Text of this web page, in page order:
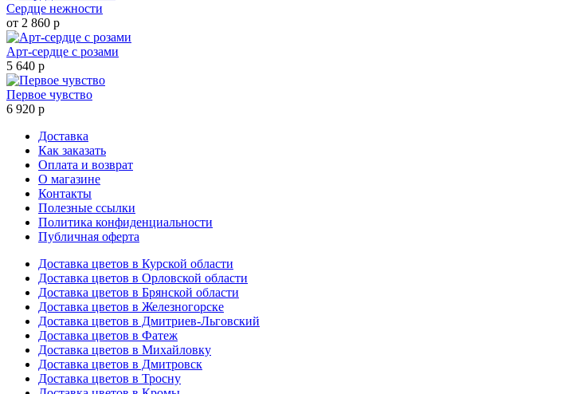
Сердце нежности
от 2 860 р
Арт-сердце с розами
5 640 р
Первое чувство
6 920 р
Доставка
Как заказать
Оплата и возврат
О магазине
Контакты
Полезные ссылки
Политика конфиденциальности
Публичная оферта
Доставка цветов в Курской области
Доставка цветов в Орловской области
Доставка цветов в Брянской области
Доставка цветов в Железногорске
Доставка цветов в Дмитриев-Льговский
Доставка цветов в Фатеж
Доставка цветов в Михайловку
Доставка цветов в Дмитровск
Доставка цветов в Тросну